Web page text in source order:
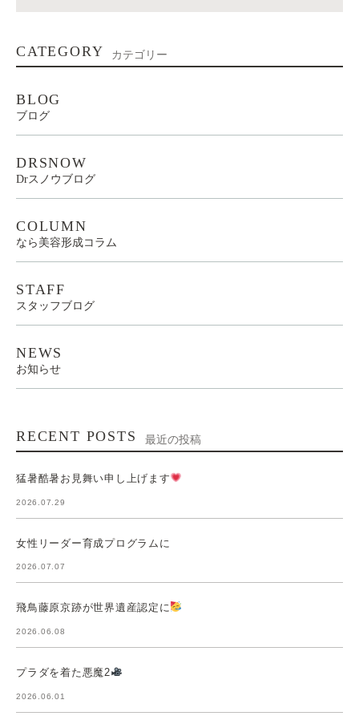
CATEGORY カテゴリー
BLOG
ブログ
DRSNOW
Drスノウブログ
COLUMN
なら美容形成コラム
STAFF
スタッフブログ
NEWS
お知らせ
RECENT POSTS 最近の投稿
猛暑酷暑お見舞い申し上げます
2026.07.29
女性リーダー育成プログラムに
2026.07.07
飛鳥藤原京跡が世界遺産認定に
2026.06.08
プラダを着た悪魔2
2026.06.01